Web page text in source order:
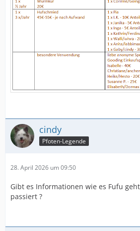
cindy
Pfoten-Legende
28. April 2026 um 09:50
Gibt es Informationen wie es Fufu
passiert ?